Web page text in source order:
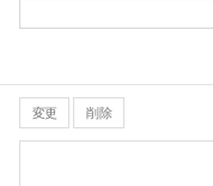
変更 削除